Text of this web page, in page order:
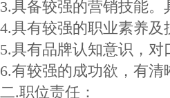
3.具备较强的营销技能
4.具有较强的职业素养
5.具有品牌认知意识，
6.有较强的成功欲，有
二.职位责任：